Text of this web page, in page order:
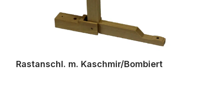
Rastanschl. m. Kaschmir/Bombiert